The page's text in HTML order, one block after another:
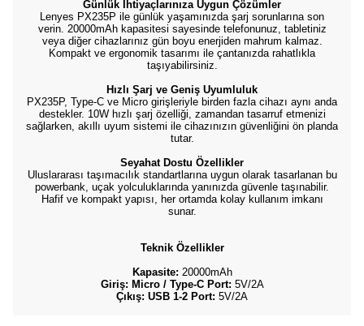
Günlük İhtiyaçlarınıza Uygun Çözümler
Lenyes PX235P ile günlük yaşamınızda şarj sorunlarına son
verin. 20000mAh kapasitesi sayesinde telefonunuz, tabletiniz
veya diğer cihazlarınız gün boyu enerjiden mahrum kalmaz.
Kompakt ve ergonomik tasarımı ile çantanızda rahatlıkla
taşıyabilirsiniz.
Hızlı Şarj ve Geniş Uyumluluk
PX235P, Type-C ve Micro girişleriyle birden fazla cihazı aynı anda
destekler. 10W hızlı şarj özelliği, zamandan tasarruf etmenizi
sağlarken, akıllı uyum sistemi ile cihazınızın güvenliğini ön planda
tutar.
Seyahat Dostu Özellikler
Uluslararası taşımacılık standartlarına uygun olarak tasarlanan bu
powerbank, uçak yolculuklarında yanınızda güvenle taşınabilir.
Hafif ve kompakt yapısı, her ortamda kolay kullanım imkanı
sunar.
Teknik Özellikler
Kapasite: 20000mAh
Giriş: Micro / Type-C Port: 5V/2A
Çıkış: USB 1-2 Port: 5V/2A